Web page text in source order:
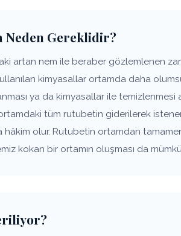
Neden Gereklidir?
artan nem ile beraber gözlemlenen
kimyasallar ortamda daha
ya da kimyasallar ile temizlenmesi
tüm rutubetin giderilerek
hâkim olur. Rutubetin ortamdan
kokan bir ortamın oluşması da